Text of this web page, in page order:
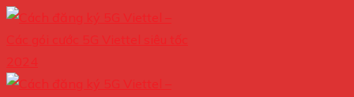
Skip
to
content